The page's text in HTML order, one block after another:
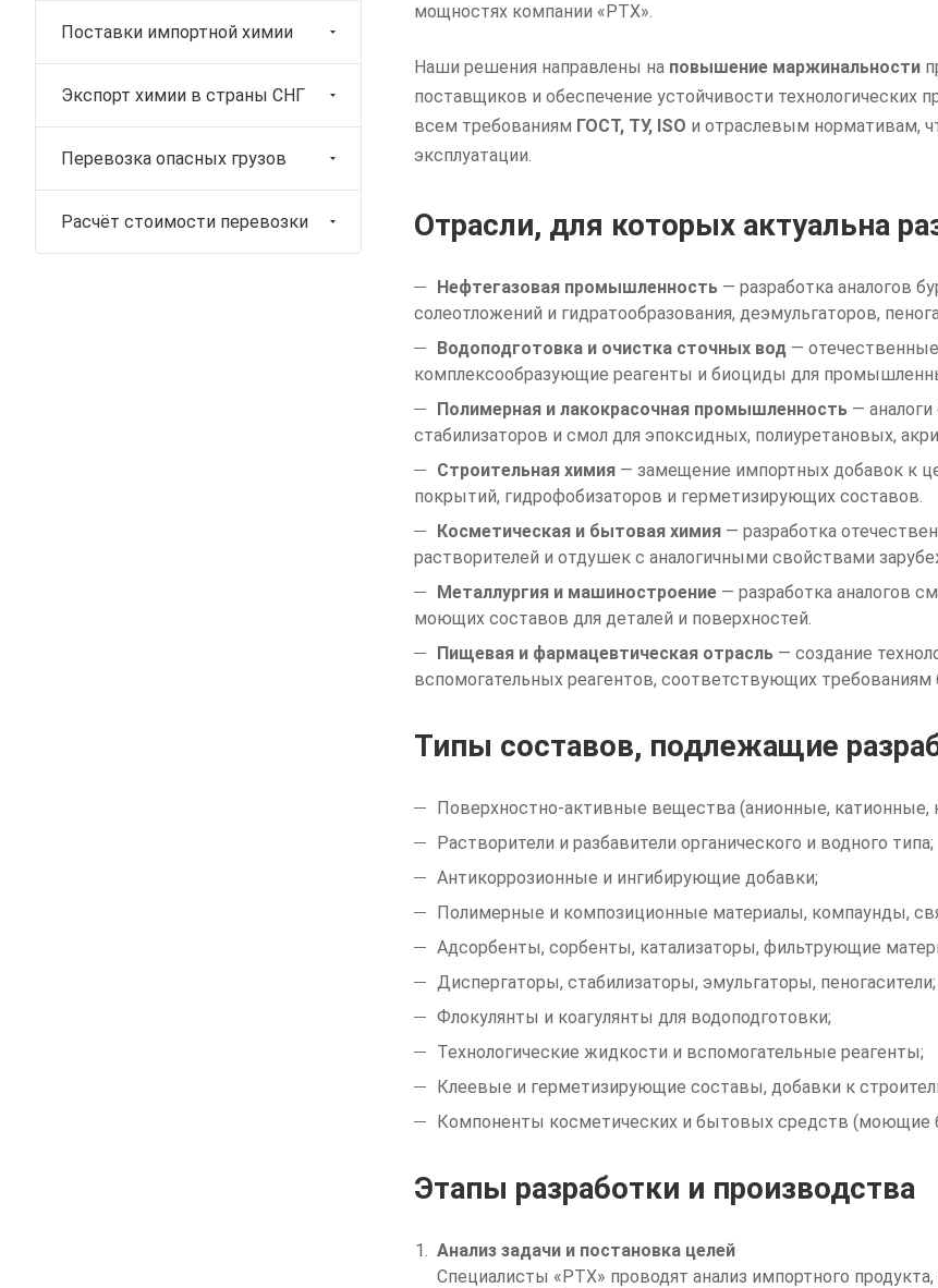
мощностях компании «РТХ».
Наши решения направлены на повышение маржинальности
поставщиков и обеспечение устойчивости технологических
всем требованиям ГОСТ, ТУ, ISO и отраслевым нормативам,
эксплуатации.
Отрасли, для которых актуальна
Нефтегазовая промышленность — разработка аналогов
солеотложений и гидратообразования, деэмульгаторов,
Водоподготовка и очистка сточных вод —
комплексообразующие реагенты и биоциды для
Полимерная и лакокрасочная промышленность —
стабилизаторов и смол для эпоксидных, полиуретановых,
Строительная химия — замещение импортных добавок к
покрытий, гидрофобизаторов и герметизирующих составов.
Косметическая и бытовая химия — разработка
растворителей и отдушек с аналогичными свойствами
Металлургия и машиностроение — разработка аналогов
моющих составов для деталей и поверхностей.
Пищевая и фармацевтическая отрасль — создание
вспомогательных реагентов, соответствующих требованиям
Типы составов, подлежащие
Поверхностно-активные вещества (анионные, катионные,
Растворители и разбавители органического и водного типа;
Антикоррозионные и ингибирующие добавки;
Полимерные и композиционные материалы, компаунды,
Адсорбенты, сорбенты, катализаторы, фильтрующие
Диспергаторы, стабилизаторы, эмульгаторы, пеногасители;
Флокулянты и коагулянты для водоподготовки;
Технологические жидкости и вспомогательные реагенты;
Клеевые и герметизирующие составы, добавки к
Компоненты косметических и бытовых средств (моющие
Этапы разработки и производства
Анализ задачи и постановка целей
Специалисты «РТХ» проводят анализ импортного
Поставки импортной химии
Экспорт химии в страны СНГ
Перевозка опасных грузов
Расчёт стоимости перевозки